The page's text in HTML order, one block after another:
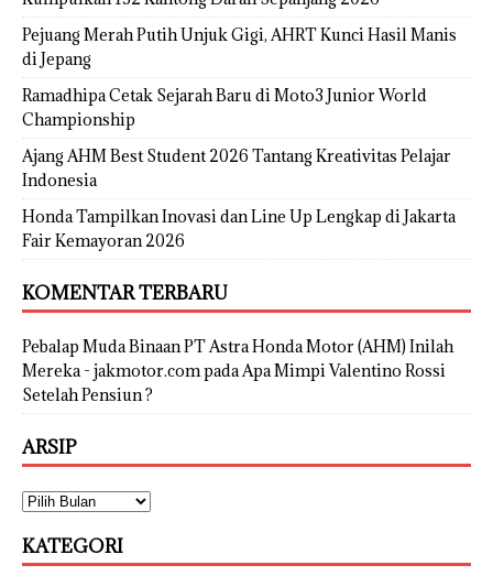
Pejuang Merah Putih Unjuk Gigi, AHRT Kunci Hasil Manis
di Jepang
Ramadhipa Cetak Sejarah Baru di Moto3 Junior World
Championship
Ajang AHM Best Student 2026 Tantang Kreativitas Pelajar
Indonesia
Honda Tampilkan Inovasi dan Line Up Lengkap di Jakarta
Fair Kemayoran 2026
KOMENTAR TERBARU
Pebalap Muda Binaan PT Astra Honda Motor (AHM) Inilah
Mereka - jakmotor.compadaApa Mimpi Valentino Rossi
Setelah Pensiun ?
ARSIP
KATEGORI